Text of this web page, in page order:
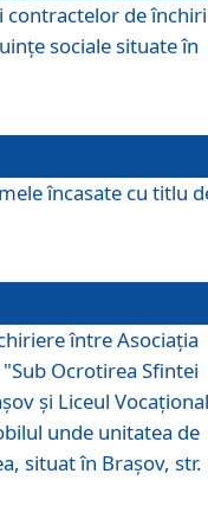
de
sociale situate în
încasate cu titlu
între Asociația
Ocrotirea Sfintei
şi Liceul
unde unitatea de
situat în Braşov, str.